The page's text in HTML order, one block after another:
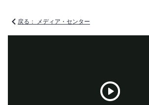
戻る： メディア・センター